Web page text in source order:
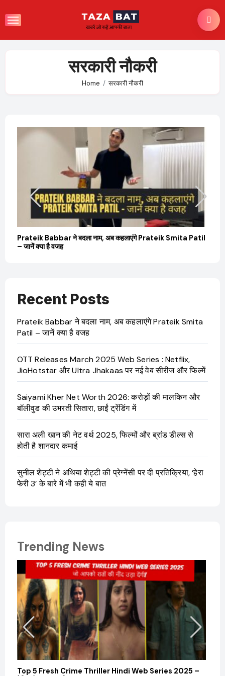
to
सरकारी नौकरी
Home सरकारी नौकरी
Prateik Babbar ने बदला नाम, अब कहलाएंगे Prateik Smita Patil
– जानें क्या है वजह
Recent Posts
Prateik Babbar ने बदला नाम, अब कहलाएंगे Prateik Smita
Patil – जानें क्या है वजह
OTT Releases March 2025 Web Series : Netflix,
JioHotstar और Ultra Jhakaas पर नई वेब सीरीज और फिल्में
Saiyami Kher Net Worth 2026: करोड़ों की मालकिन और
बॉलीवुड की उभरती सितारा, छाईं ट्रेंडिंग में
सारा अली खान की नेट वर्थ 2025, फिल्मों और ब्रांड डील्स से
होती है शानदार कमाई
सुनील शेट्टी ने अथिया शेट्टी की प्रेग्नेंसी पर दी प्रतिक्रिया, ‘हेरा
फेरी 3’ के बारे में भी कही ये बात
Trending News
Top 5 Fresh Crime Thriller Hindi Web Series 2025 –